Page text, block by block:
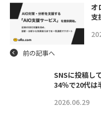
オ
支
前の記事へ
SNSに投稿し
34％で20代
2026.06.29